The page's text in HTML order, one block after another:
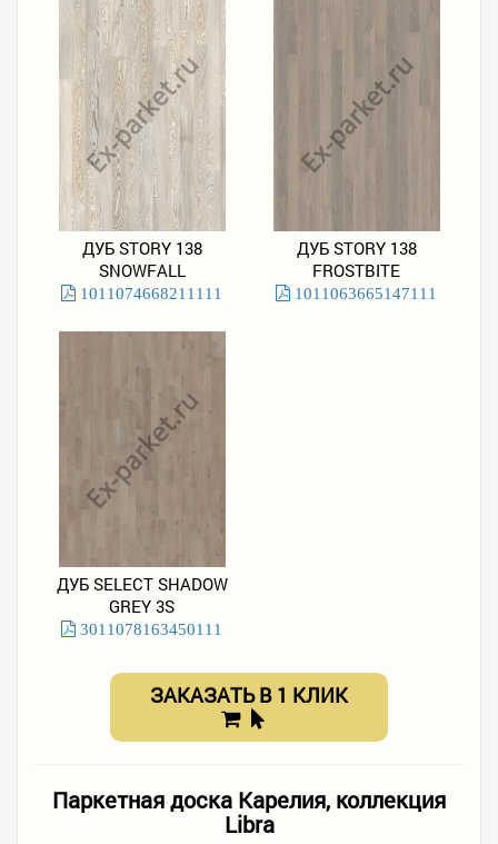
ДУБ STORY 138
SNOWFALL
1011074668211111
ДУБ STORY 138
FROSTBITE
1011063665147111
ДУБ SELECT SHADOW
GREY 3S
3011078163450111
ЗАКАЗАТЬ В 1 КЛИК
Паркетная доска Карелия, коллекция
Libra